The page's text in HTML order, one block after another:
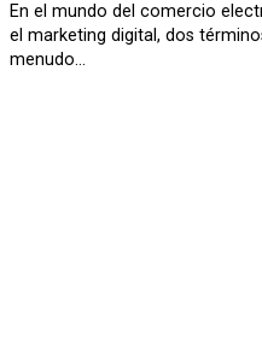
En el mundo del comercio
el marketing digital, dos
menudo...